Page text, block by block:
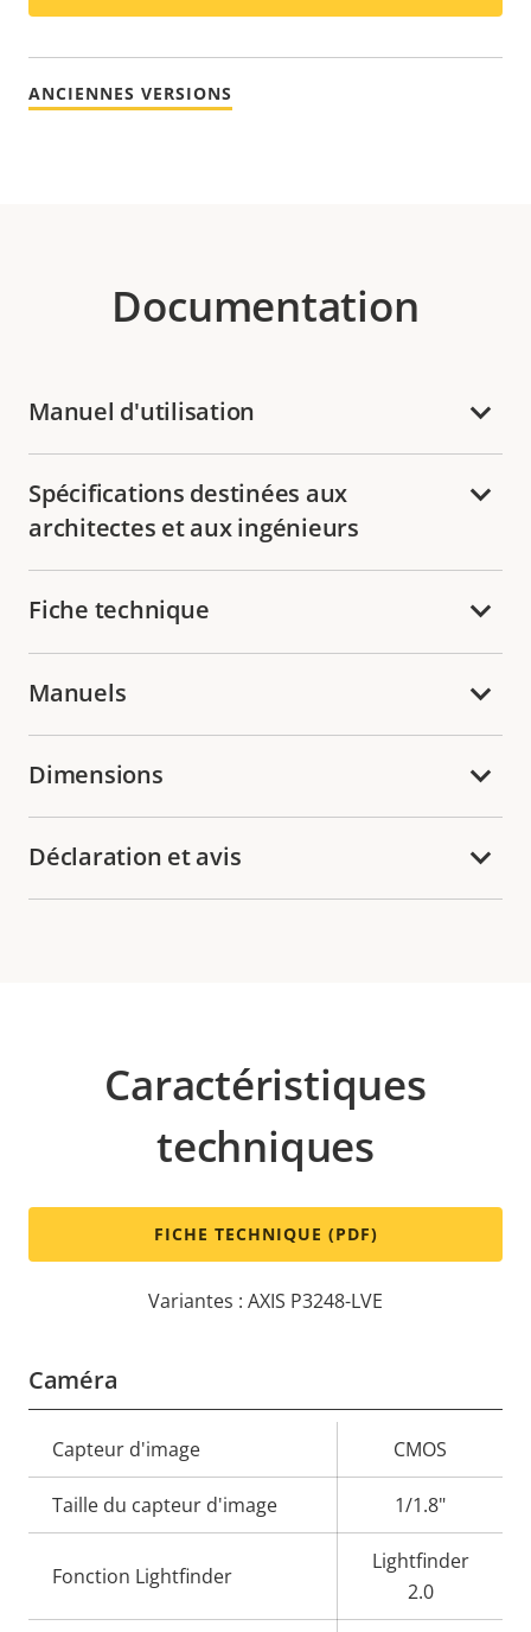
ANCIENNES VERSIONS
Documentation
Manuel d'utilisation
Spécifications destinées aux
architectes et aux ingénieurs
Fiche technique
Manuels
Dimensions
Déclaration et avis
Caractéristiques
techniques
FICHE TECHNIQUE (PDF)
Variantes : AXIS P3248-LVE
Caméra
Description
de la
propriété
la
propriété
Capteur d'image CMOS
Taille du capteur d'image 1/1.8"
Fonction Lightfinder
Lightfinder
2.0